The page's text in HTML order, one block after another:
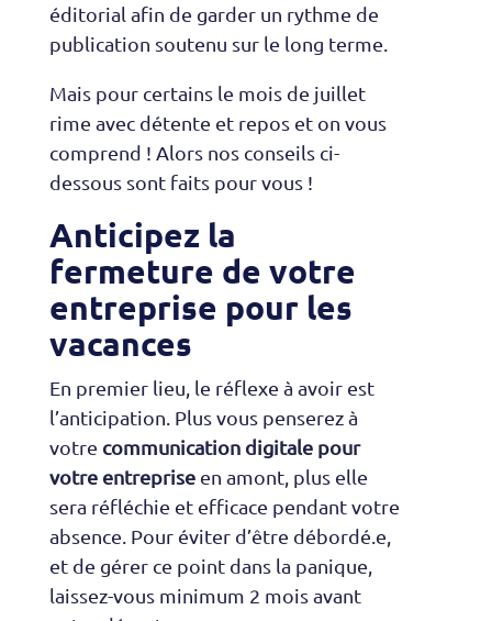
éditorial afin de garder un rythme de
publication soutenu sur le long terme.
Mais pour certains le mois de juillet
rime avec détente et repos et on vous
comprend ! Alors nos conseils ci-
dessous sont faits pour vous !
Anticipez la
fermeture de votre
entreprise pour les
vacances
En premier lieu, le réflexe à avoir est
l’anticipation. Plus vous penserez à
votre communication digitale pour
votre entrepriseen amont, plus elle
sera réfléchie et efficace pendant votre
absence. Pour éviter d’être débordé.e,
et de gérer ce point dans la panique,
laissez-vous minimum 2 mois avant